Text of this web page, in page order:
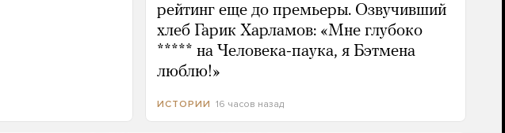
рейтинг еще до премьеры. Озвучивший
хлеб Гарик Харламов: «Мне глубоко
***** на Человека-паука, я Бэтмена
люблю!»
ИСТОРИИ 16 часов назад